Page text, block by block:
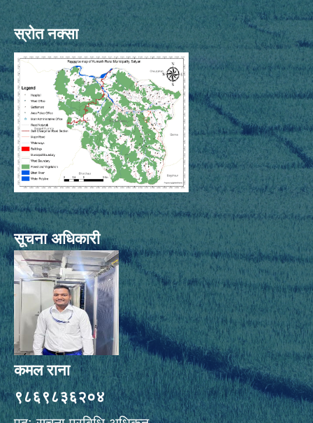
स्रोत नक्सा
सूचना अधिकारी
कमल राना
९८६९८३६२०४